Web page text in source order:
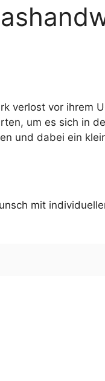
verlost vor ihrem
um es sich in
und dabei ein
mit